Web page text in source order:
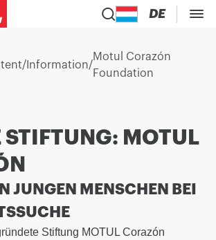
DE
/ Information/
Motul Corazón
Foundation
STIFTUNG: MOTUL
JUNGEN MENSCHEN BEI
Stiftung MOTUL Corazón